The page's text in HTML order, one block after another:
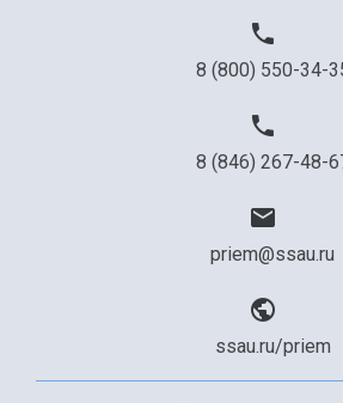
Официальные документы
8 (800) 550-34-
8 (846) 267-48-
priem@ssau.ru
ssau.ru/priem